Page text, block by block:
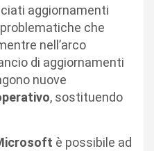
aggiornamenti
che
nell’arco
di aggiornamenti
nuove
, sostituendo
è possibile ad